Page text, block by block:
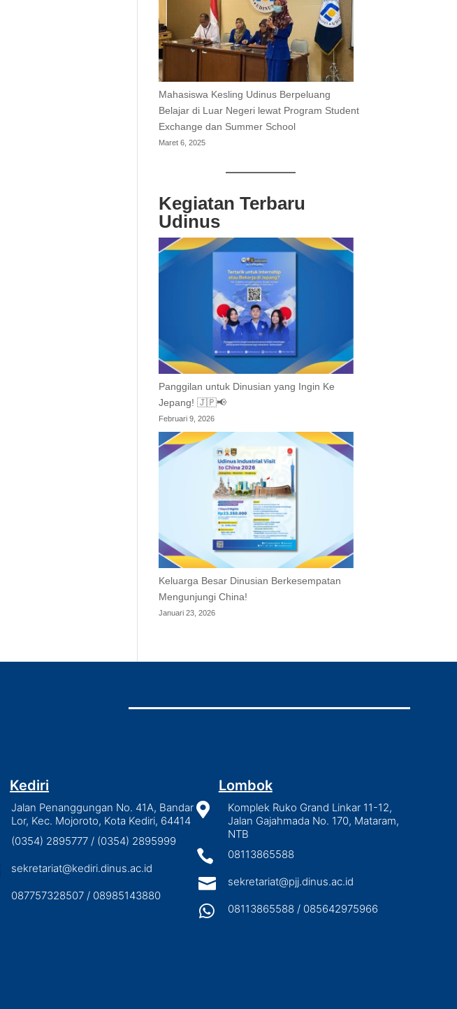
Mahasiswa Kesling Udinus Berpeluang
Belajar di Luar Negeri lewat Program Student
Exchange dan Summer School
Maret 6, 2025
Kegiatan Terbaru
Udinus
Panggilan untuk Dinusian yang Ingin Ke
Jepang! 🇯🇵📢
Februari 9, 2026
Keluarga Besar Dinusian Berkesempatan
Mengunjungi China!
Januari 23, 2026
Kediri
Jalan Penanggungan No. 41A, Bandar
Lor, Kec. Mojoroto, Kota Kediri, 64414
(0354) 2895777 / (0354) 2895999
sekretariat@kediri.dinus.ac.id
087757328507 / 08985143880
Lombok

Komplek Ruko Grand Linkar 11-12,
Jalan Gajahmada No. 170, Mataram,
NTB
 08113865588
 sekretariat@pjj.dinus.ac.id
 08113865588 / 085642975966